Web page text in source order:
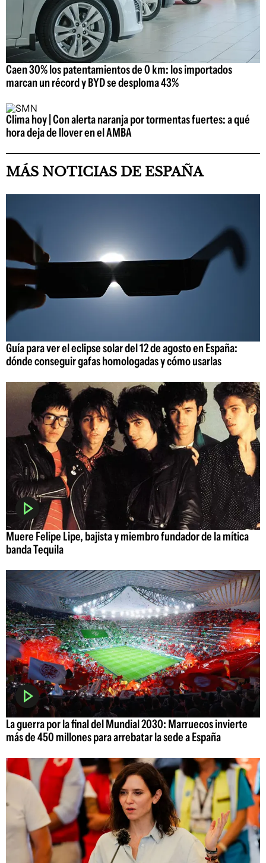
Caen 30% los patentamientos de 0 km: los importados
marcan un récord y BYD se desploma 43%
Clima hoy | Con alerta naranja por tormentas fuertes: a qué
hora deja de llover en el AMBA
MÁS NOTICIAS DE ESPAÑA
Guía para ver el eclipse solar del 12 de agosto en España:
dónde conseguir gafas homologadas y cómo usarlas
Muere Felipe Lipe, bajista y miembro fundador de la mítica
banda Tequila
La guerra por la final del Mundial 2030: Marruecos invierte
más de 450 millones para arrebatar la sede a España